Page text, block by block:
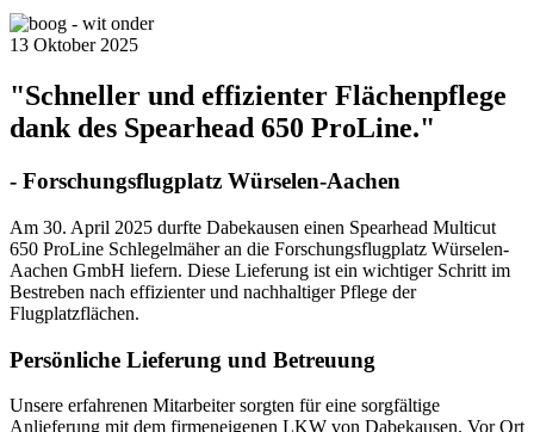
13 Oktober 2025
"Schneller und effizienter Flächenpflege
dank des Spearhead 650 ProLine."
- Forschungsflugplatz Würselen-Aachen
Am 30. April 2025 durfte Dabekausen einen Spearhead Multicut
650 ProLine Schlegelmäher an die Forschungsflugplatz Würselen-
Aachen GmbH liefern. Diese Lieferung ist ein wichtiger Schritt im
Bestreben nach effizienter und nachhaltiger Pflege der
Flugplatzflächen.
Persönliche Lieferung und Betreuung
Unsere erfahrenen Mitarbeiter sorgten für eine sorgfältige
Anlieferung mit dem firmeneigenen LKW von Dabekausen. Vor Ort